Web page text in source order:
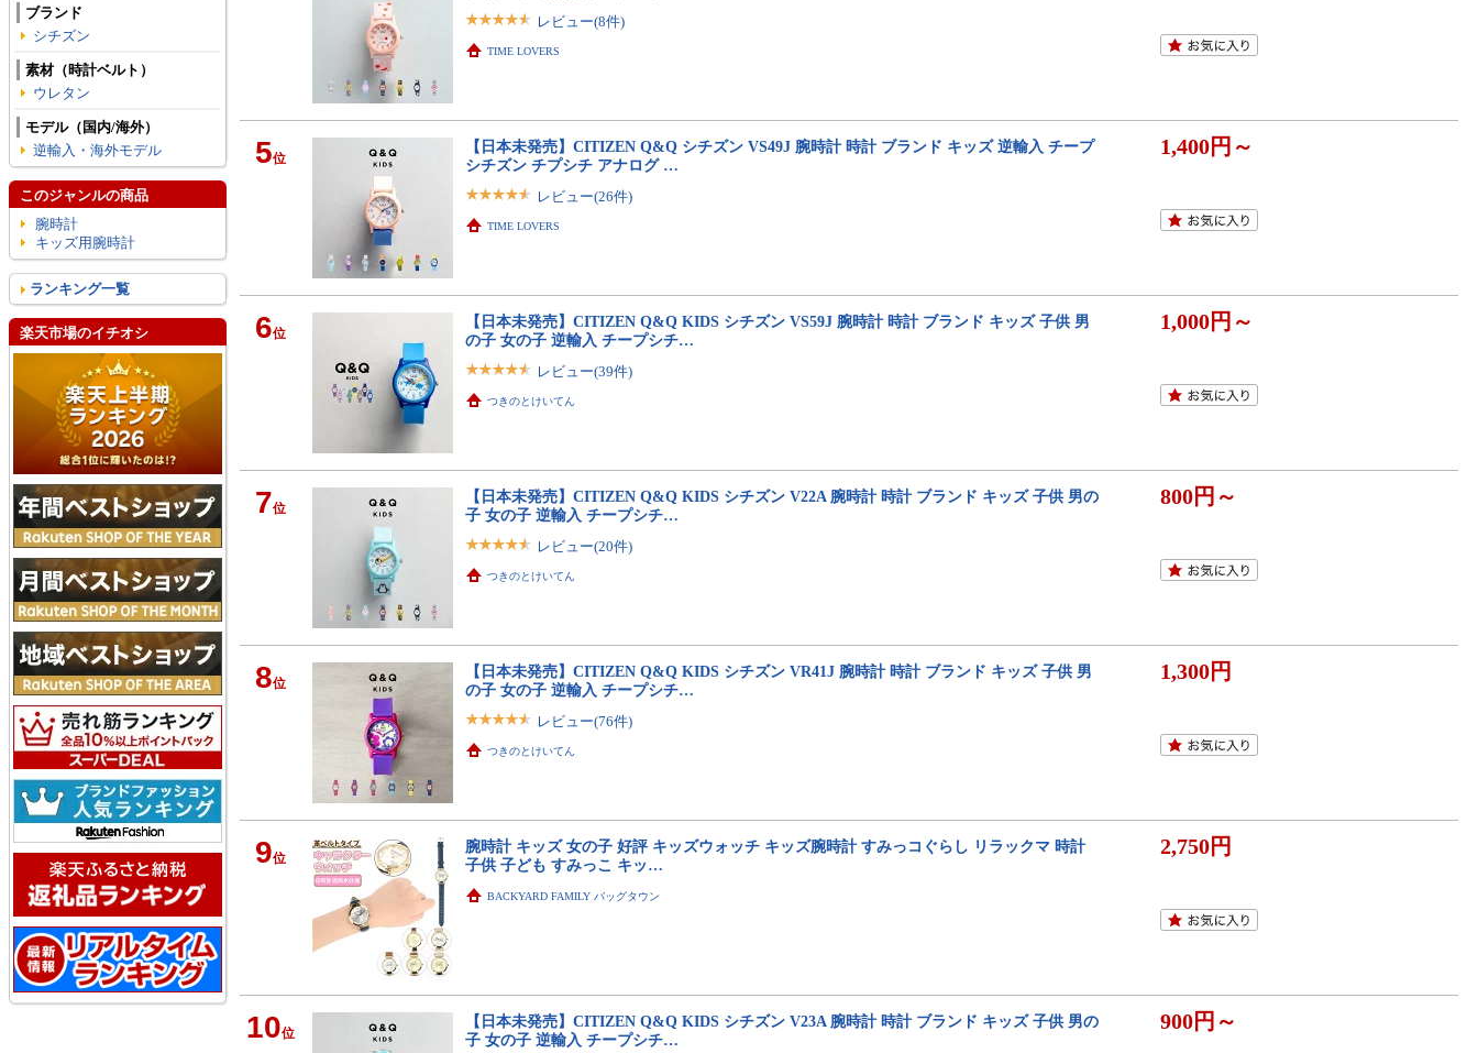
レビュー(8件)
TIME LOVERS
5位
【日本未発売】CITIZEN Q&Q シチズン VS49J 腕時計 時計 ブランド キッズ 逆輸入 チープ
シチズン チプシチ アナログ …
レビュー(26件)
TIME LOVERS
1,400円～
6位
【日本未発売】CITIZEN Q&Q KIDS シチズン VS59J 腕時計 時計 ブランド キッズ 子供 男
の子 女の子 逆輸入 チープシチ…
レビュー(39件)
つきのとけいてん
1,000円～
7位
【日本未発売】CITIZEN Q&Q KIDS シチズン V22A 腕時計 時計 ブランド キッズ 子供 男の
子 女の子 逆輸入 チープシチ…
レビュー(20件)
つきのとけいてん
800円～
8位
【日本未発売】CITIZEN Q&Q KIDS シチズン VR41J 腕時計 時計 ブランド キッズ 子供 男
の子 女の子 逆輸入 チープシチ…
レビュー(76件)
つきのとけいてん
1,300円
9位
腕時計 キッズ 女の子 好評 キッズウォッチ キッズ腕時計 すみっコぐらし リラックマ 時計
子供 子ども すみっこ キッ…
BACKYARD FAMILY バッグタウン
2,750円
10位
【日本未発売】CITIZEN Q&Q KIDS シチズン V23A 腕時計 時計 ブランド キッズ 子供 男の
子 女の子 逆輸入 チープシチ…
900円～
ブランド
シチズン
素材（時計ベルト）
ウレタン
モデル（国内/海外）
逆輸入・海外モデル
このジャンルの商品
腕時計
キッズ用腕時計
ランキング一覧
楽天市場のイチオシ